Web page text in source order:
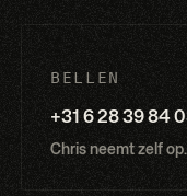
BELLEN
+31 6 28 39 84
Chris neemt zelf